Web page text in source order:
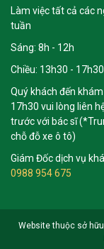
Làm việc tất cả các
tuần
Sáng: 8h - 12h
Chiều: 13h30 - 17h30
Quý khách đến
17h30 vui lòng liên
trước với bác sĩ
chỗ đỗ xe ô tô)
Giám Đốc dịch vụ
0988 954 675
Website thuộc sở hữu